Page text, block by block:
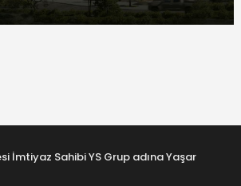
İmtiyaz Sahibi YS Grup adına Yaşar